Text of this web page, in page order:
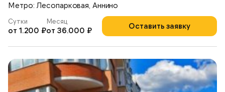
Метро: Лесопарковая, Аннино
Оставить заявку
Сутки
от 1.200 ₽
Месяц
от 36.000 ₽